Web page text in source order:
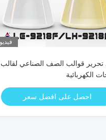
فيديو
تحرير قوالب الصف الصناعي لقالب
الكهربائية
احصل على افضل سعر